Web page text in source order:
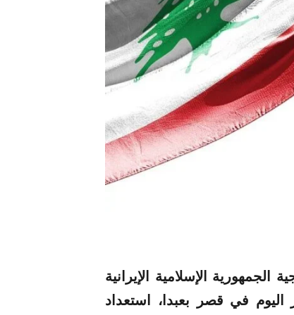
الإسلامية الإيرانية
في قصر بعبدا، استعداد